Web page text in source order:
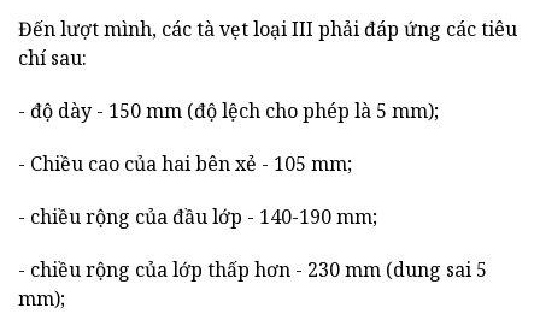
Đến lượt mình, các tà vẹt loại III phải đáp ứng các tiêu
chí sau:
- độ dày - 150 mm (độ lệch cho phép là 5 mm);
- Chiều cao của hai bên xẻ - 105 mm;
- chiều rộng của đầu lớp - 140-190 mm;
- chiều rộng của lớp thấp hơn - 230 mm (dung sai 5
mm);